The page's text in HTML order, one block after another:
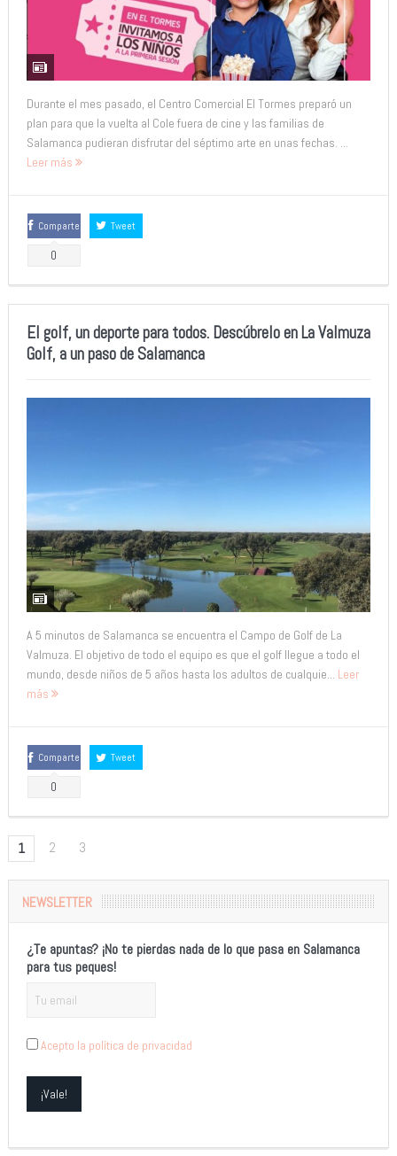
Durante el mes pasado, el Centro Comercial El Tormes preparó un
plan para que la vuelta al Cole fuera de cine y las familias de
Salamanca pudieran disfrutar del séptimo arte en unas fechas. ...
Leer más
Comparte
0
Tweet
El golf, un deporte para todos. Descúbrelo en La Valmuza
Golf, a un paso de Salamanca
A 5 minutos de Salamanca se encuentra el Campo de Golf de La
Valmuza. El objetivo de todo el equipo es que el golf llegue a todo el
mundo, desde niños de 5 años hasta los adultos de cualquie... Leer
más
Comparte
0
Tweet
1 2 3
NEWSLETTER
¿Te apuntas? ¡No te pierdas nada de lo que pasa en Salamanca
para tus peques!
Acepto la política de privacidad